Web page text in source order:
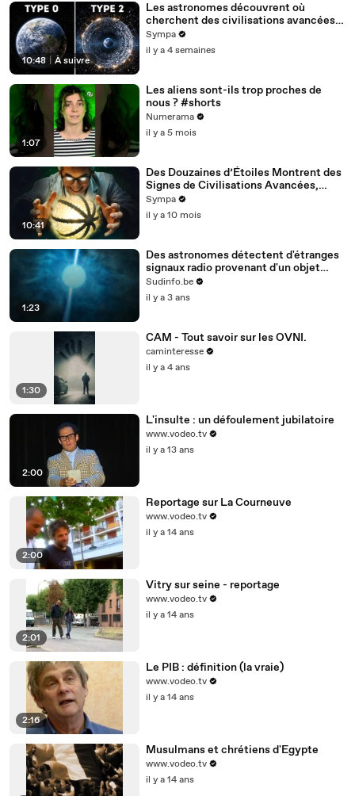
10:48 À suivre
Les astronomes découvrent où
cherchent des civilisations avancées
dans l’espace !
Sympa
il y a 4 semaines
1:07
Les aliens sont-ils trop proches de
nous ? #shorts
Numerama
il y a 5 mois
10:41
Des Douzaines d’Étoiles Montrent des
Signes de Civilisations Avancées,
Selon les Scientifiques
Sympa
il y a 10 mois
1:23
Des astronomes détectent d'étranges
signaux radio provenant d'un objet
stellaire unique
Sudinfo.be
il y a 3 ans
1:30
CAM - Tout savoir sur les OVNI.
caminteresse
il y a 4 ans
2:00
L'insulte : un défoulement jubilatoire
www.vodeo.tv
il y a 13 ans
2:00
Reportage sur La Courneuve
www.vodeo.tv
il y a 14 ans
2:01
Vitry sur seine - reportage
www.vodeo.tv
il y a 14 ans
2:16
Le PIB : définition (la vraie)
www.vodeo.tv
il y a 14 ans
Musulmans et chrétiens d'Egypte
www.vodeo.tv
il y a 14 ans